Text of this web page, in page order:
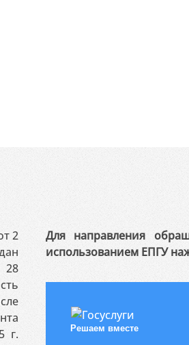
2
28
г.
Для направления
использованием ЕПГУ
Решаем вместе